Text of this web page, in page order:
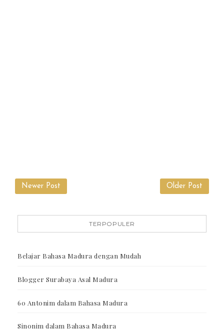
Newer Post Older Post
TERPOPULER
Belajar Bahasa Madura dengan Mudah
Blogger Surabaya Asal Madura
60 Antonim dalam Bahasa Madura
Sinonim dalam Bahasa Madura